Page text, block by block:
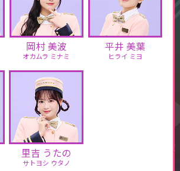
岡村 美波
オカムラ ミナミ
平井 美葉
ヒライ ミヨ
里吉 うたの
サトヨシ ウタノ